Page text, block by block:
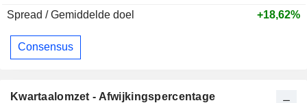
Spread / Gemiddelde doel
+18,62%
Consensus
Kwartaalomzet - Afwijkingspercentage